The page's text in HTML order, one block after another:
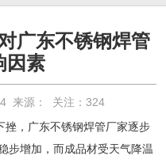
广东不锈钢焊管
因素
来源： 关注： 324
，广东不锈钢焊管厂家逐步
步增加，而成品材受天气降温